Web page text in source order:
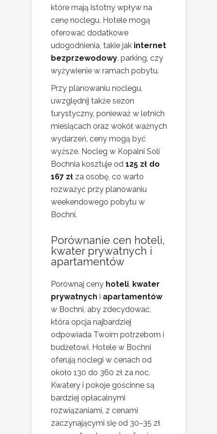
które mają istotny wpływ na
cenę noclegu. Hotele mogą
oferować dodatkowe
udogodnienia, takie jak internet
bezprzewodowy , parking, czy
wyżywienie w ramach pobytu.
Przy planowaniu noclegu,
uwzględnij także sezon
turystyczny, ponieważ w letnich
miesiącach oraz wokół ważnych
wydarzeń, ceny mogą być
wyższe. Nocleg w Kopalni Soli
Bochnia kosztuje od 125 zł do
167 zł za osobę, co warto
rozważyć przy planowaniu
weekendowego pobytu w
Bochni.
Porównanie cen hoteli,
kwater prywatnych i
apartamentów
Porównaj ceny hoteli kwater
prywatnych i apartamentów
w Bochni, aby zdecydować,
która opcja najbardziej
odpowiada Twoim potrzebom i
budżetowi. Hotele w Bochni
oferują noclegi w cenach od
około 130 do 360 zł za noc.
Kwatery i pokoje gościnne są
bardziej opłacalnymi
rozwiązaniami, z cenami
zaczynającymi się od 30–35 zł